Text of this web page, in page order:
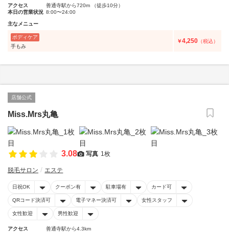
アクセス
善通寺駅から720m （徒歩10分）
本日の営業状況 8:00〜24:00
主なメニュー
ボディケア
手もみ
￥4,250 （税込）
店舗公式
Miss.Mrs丸亀
3.08 写真 1枚
脱毛サロン エステ
日祝OK クーポン有 駐車場有 カード可
QRコード決済可 電子マネー決済可 女性スタッフ
女性歓迎 男性歓迎
アクセス
善通寺駅から4.3km